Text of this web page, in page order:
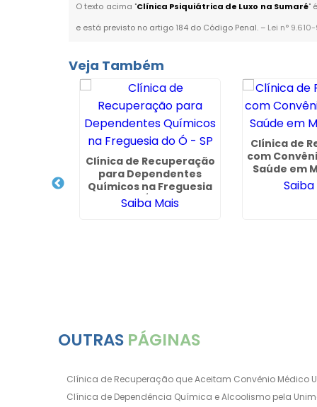
O texto acima "Clínica Psiquiátrica de Luxo na Sumaré"
e está previsto no artigo 184 do Código Penal. – Lei n°
Veja Também
Limeira
Clínica de Recuperação
para Dependentes
Químicos na Freguesia
do Ó - SP
Saiba Mais
Clínica de
com
Saúde em
OUTRAS PÁGINAS
Clínica de Recuperação que Aceitam Convênio Médico
Clínica de Dependência Química e Alcoolismo pela